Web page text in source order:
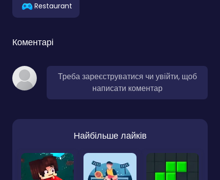
Restaurant
Коментарі
Треба зареєструватися чи увійти, щоб
написати коментар
Найбільше лайків